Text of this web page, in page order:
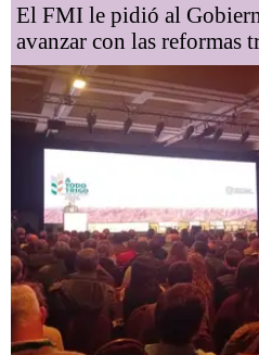
El FMI le pidió al
avanzar con las reformas